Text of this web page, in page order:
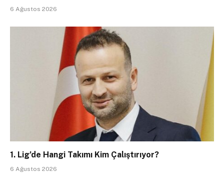
6 Ağustos 2026
1. Lig’de Hangi Takımı Kim Çalıştırıyor?
6 Ağustos 2026